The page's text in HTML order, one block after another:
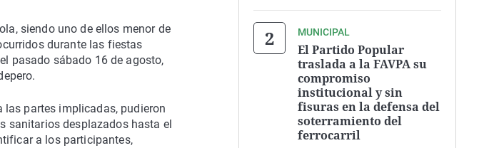
siendo uno de ellos menor de
durante las fiestas
pasado sábado 16 de agosto,
las partes implicadas, pudieron
sanitarios desplazados hasta el
a los participantes,
MUNICIPAL
El Partido Popular
traslada a la FAVPA su
compromiso
institucional y sin
fisuras en la defensa del
soterramiento del
ferrocarril